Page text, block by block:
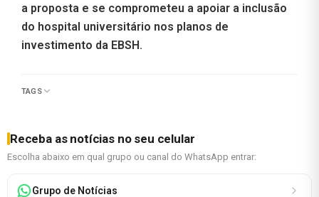
a proposta e se comprometeu a apoiar a inclusão
do hospital universitário nos planos de
investimento da EBSH.
TAGS
Receba as notícias no seu celular
Escolha abaixo em qual grupo ou canal do WhatsApp entrar:
Grupo de Notícias